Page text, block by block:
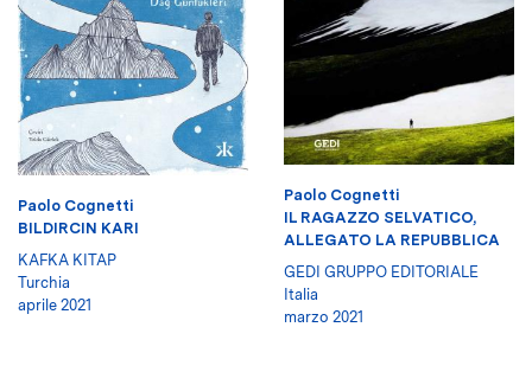
Paolo Cognetti
BILDIRCIN KARI
KAFKA KITAP
Turchia
aprile 2021
Paolo Cognetti
IL RAGAZZO SELVATICO,
ALLEGATO LA REPUBBLICA
GEDI GRUPPO EDITORIALE
Italia
marzo 2021